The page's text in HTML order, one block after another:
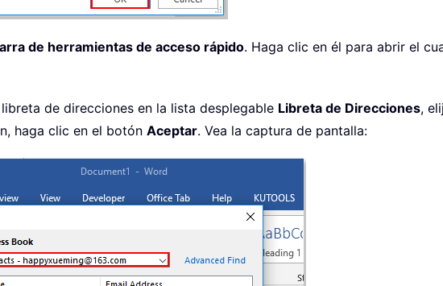
de herramientas de acceso rápido. Haga clic en él para abrir el
de direcciones en la lista desplegable Libreta de Direcciones,
haga clic en el botón Aceptar. Vea la captura de pantalla: